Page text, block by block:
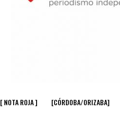
[ NOTA ROJA ] [CÓRDOBA/ORIZABA]